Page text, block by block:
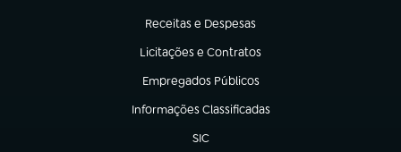
Receitas e Despesas
(abre em nova aba)
Licitações e Contratos
(abre em nova aba)
Empregados Públicos
(abre em nova aba)
Informações Classificadas
(abre em nova aba)
SIC
(abre em nova aba)